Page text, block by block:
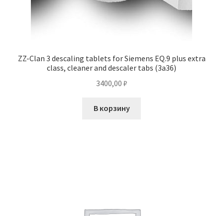
ZZ-Clan 3 descaling tablets for Siemens EQ.9 plus extra
class, cleaner and descaler tabs (3a36)
3400,00 ₽
В корзину